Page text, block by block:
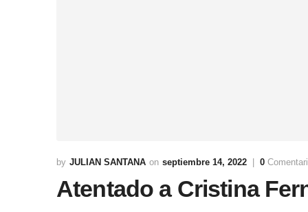
JULIAN SANTANA septiembre 14, 2022 0
Atentado a Cristina